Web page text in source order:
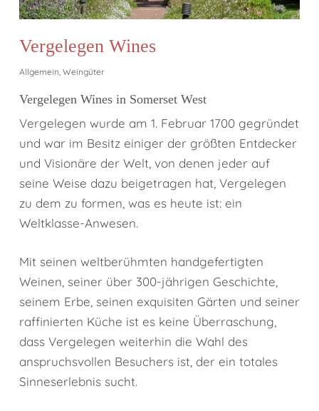
Vergelegen Wines
Allgemein, Weingüter
Vergelegen Wines in Somerset West
Vergelegen wurde am 1. Februar 1700 gegründet
und war im Besitz einiger der größten Entdecker
und Visionäre der Welt, von denen jeder auf
seine Weise dazu beigetragen hat, Vergelegen
zu dem zu formen, was es heute ist: ein
Weltklasse-Anwesen.
Mit seinen weltberühmten handgefertigten
Weinen, seiner über 300-jährigen Geschichte,
seinem Erbe, seinen exquisiten Gärten und seiner
raffinierten Küche ist es keine Überraschung,
dass Vergelegen weiterhin die Wahl des
anspruchsvollen Besuchers ist, der ein totales
Sinneserlebnis sucht.